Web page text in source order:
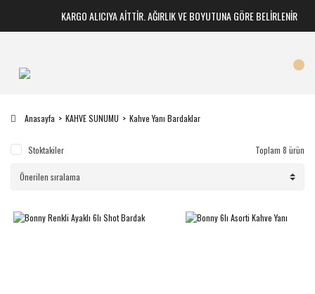
KARGO ALICIYA AİTTİR. AĞIRLIK VE BOYUTUNA GÖRE BELİRLENİR
Anasayfa KAHVE SUNUMU Kahve Yanı Bardaklar
Stoktakiler Toplam 8 ürün